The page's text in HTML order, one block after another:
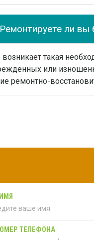
Ремонтируете ли вы
возникает такая
или
ремонтно-
ТЕЛЕФОНА